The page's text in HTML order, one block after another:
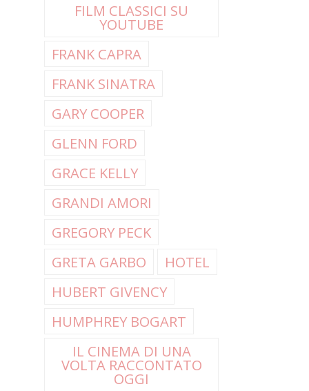
FILM CLASSICI SU
YOUTUBE
FRANK CAPRA
FRANK SINATRA
GARY COOPER
GLENN FORD
GRACE KELLY
GRANDI AMORI
GREGORY PECK
GRETA GARBO
HOTEL
HUBERT GIVENCY
HUMPHREY BOGART
IL CINEMA DI UNA
VOLTA RACCONTATO
OGGI